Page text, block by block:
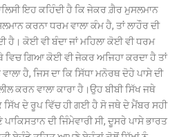
ਇਹ ਕਹਿੰਦੀ ਹੈ ਕਿ ਜੇਕਰ ਗ਼ੈਰ ਮੁਸਲਮਾਨ
ਕਰਨਾ ਧਰਮ ਵਾਲਾ ਕੰਮ ਹੈ, ਤਾਂ ਲਾਹੌਰ ਦੀ
ਕੋਈ ਵੀ ਬੰਦਾ ਜਾਂ ਮਹਿਲਾ ਕੋਈ ਵੀ ਧਰਮ
ਵਿਚ ਗਿਆ ਕੋਈ ਵੀ ਜੇਕਰ ਅਜਿਹਾ ਕਰਦਾ ਹੈ ਤਾਂ
ਹੈ, ਜਿਸ ਦਾ ਕਿ ਸਿੱਧਾ ਮਨੋਰਥ ਦੋਹੇ ਪਾਸੇ ਦੀ
ਕਰਨ ਵਾਲਾ ਕਾਰਾ ਹੈ।ਉਹ ਬੀਬੀ ਸਿੱਖ ਜਥੇ
ਸਿੱਖ ਦੇ ਰੂਪ ਵਿੱਚ ਹੀ ਗਈ ਹੈ ਸੋ ਜਥੇ ਦੇ ਮੈਂਬਰ ਸਹੀ
ਦੀ ਜਿੰਮੇਵਾਰੀ ਸੀ, ਦੂਸਰੇ ਪਾਸੇ ਭਾਰਤ